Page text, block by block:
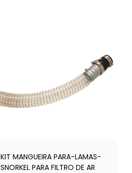
KIT MANGUEIRA PARA-LAMAS-
SNORKEL PARA FILTRO DE AR